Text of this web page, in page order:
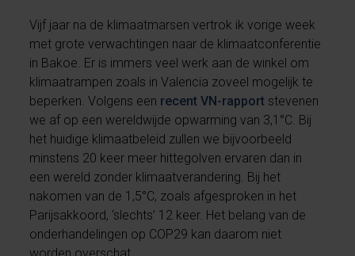
Vijf jaar na de klimaatmarsen vertrok ik vorige week
met grote verwachtingen naar de klimaatconferentie
in Bakoe. Er is immers veel werk aan de winkel om
klimaatrampen zoals in Valencia zoveel mogelijk te
beperken. Volgens een recent VN-rapport stevenen
we af op een wereldwijde opwarming van 3,1°C. Bij
het huidige klimaatbeleid zullen we bijvoorbeeld
minstens 20 keer meer hittegolven ervaren dan in
een wereld zonder klimaatverandering. Bij het
nakomen van de 1,5°C, zoals afgesproken in het
Parijsakkoord, ‘slechts’ 12 keer. Het belang van de
onderhandelingen op COP29 kan daarom niet
worden overschat.